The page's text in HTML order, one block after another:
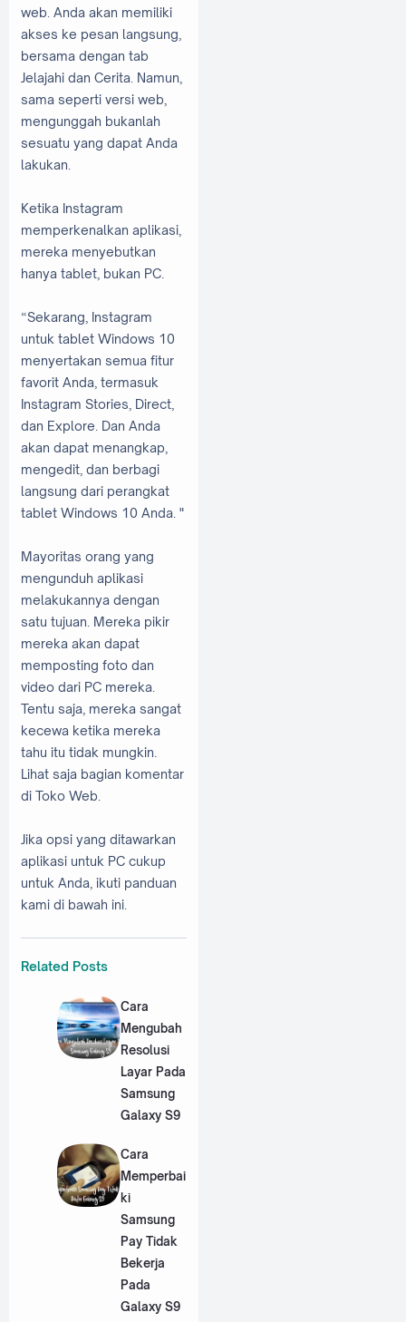
web. Anda akan memiliki
akses ke pesan langsung,
bersama dengan tab
Jelajahi dan Cerita. Namun,
sama seperti versi web,
mengunggah bukanlah
sesuatu yang dapat Anda
lakukan.
Ketika Instagram
memperkenalkan aplikasi,
mereka menyebutkan
hanya tablet, bukan PC.
“Sekarang, Instagram
untuk tablet Windows 10
menyertakan semua fitur
favorit Anda, termasuk
Instagram Stories, Direct,
dan Explore. Dan Anda
akan dapat menangkap,
mengedit, dan berbagi
langsung dari perangkat
tablet Windows 10 Anda. "
Mayoritas orang yang
mengunduh aplikasi
melakukannya dengan
satu tujuan. Mereka pikir
mereka akan dapat
memposting foto dan
video dari PC mereka.
Tentu saja, mereka sangat
kecewa ketika mereka
tahu itu tidak mungkin.
Lihat saja bagian komentar
di Toko Web.
Jika opsi yang ditawarkan
aplikasi untuk PC cukup
untuk Anda, ikuti panduan
kami di bawah ini.
Related Posts
Cara
Mengubah
Resolusi
Layar Pada
Samsung
Galaxy S9
Cara
Memperbai
ki
Samsung
Pay Tidak
Bekerja
Pada
Galaxy S9